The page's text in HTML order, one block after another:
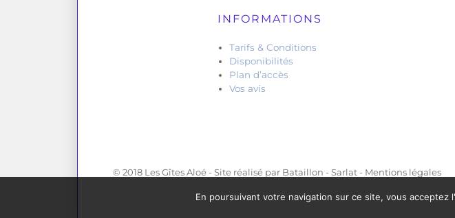
INFORMATIONS
Tarifs & Conditions
Disponibilités
Plan d’accès
Vos avis
© 2018 Les Gîtes Aloé - Site réalisé par Bataillon - Sarlat- Mentions légales
En poursuivant votre navigation sur ce site, vous acceptez